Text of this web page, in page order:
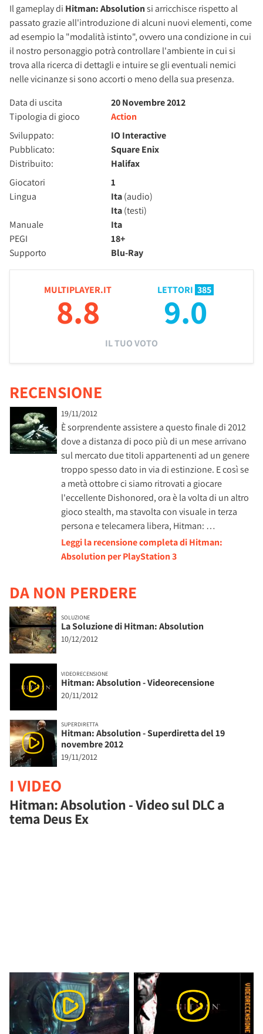
Il gameplay di Hitman: Absolutionsi arricchisce rispetto al
passato grazie all'introduzione di alcuni nuovi elementi, come
ad esempio la "modalità istinto", ovvero una condizione in cui
il nostro personaggio potrà controllare l'ambiente in cui si
trova alla ricerca di dettagli e intuire se gli eventuali nemici
nelle vicinanze si sono accorti o meno della sua presenza.
Data di uscita
20 Novembre 2012
Tipologia di gioco
Action
Sviluppato:
IO Interactive
Pubblicato:
Square Enix
Distribuito:
Halifax
Giocatori
1
Lingua
Ita(audio)
Ita(testi)
Manuale
Ita
PEGI
18+
Supporto
Blu-Ray
MULTIPLAYER.IT
8.8
LETTORI 385
9.0
IL TUO VOTO
RECENSIONE
19/11/2012
È sorprendente assistere a questo finale di 2012
dove a distanza di poco più di un mese arrivano
sul mercato due titoli appartenenti ad un genere
troppo spesso dato in via di estinzione. E così se
a metà ottobre ci siamo ritrovati a giocare
l'eccellente Dishonored, ora è la volta di un altro
gioco stealth, ma stavolta con visuale in terza
persona e telecamera libera, Hitman: …
Leggi la recensione completa di Hitman:
Absolution per PlayStation 3
DA NON PERDERE
SOLUZIONE
La Soluzione di Hitman: Absolution
10/12/2012
VIDEORECENSIONE
Hitman: Absolution - Videorecensione
20/11/2012
SUPERDIRETTA
Hitman: Absolution - Superdiretta del 19
novembre 2012
19/11/2012
I VIDEO
Hitman: Absolution - Video sul DLC a
tema Deus Ex